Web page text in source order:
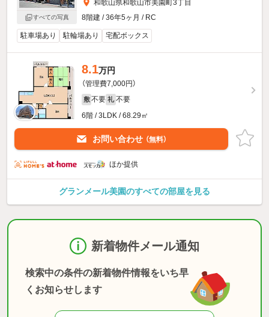
すべての写真
和歌山県和歌山市美園町3丁目
8階建 / 36年5ヶ月 / RC
駐車場あり 駐輪場あり 宅配ボックス
8.1万円
（管理費7,000円）
敷 不要 礼 不要
6階 / 3LDK / 68.29㎡
お問い合わせ （無料）
ほか提供
グランメール美園のすべての部屋を見る
新着物件メール通知
検索中の条件の新着物件情報をいち早
くお知らせします